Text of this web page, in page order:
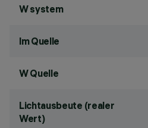
W system
lm Quelle
W Quelle
Lichtausbeute (realer
Wert)